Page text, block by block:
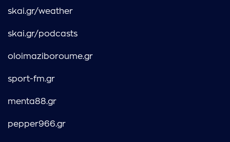
skai.gr/weather
skai.gr/podcasts
oloimaziboroume.gr
sport-fm.gr
menta88.gr
pepper966.gr